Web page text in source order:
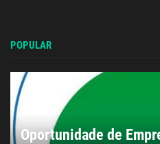
POPULAR
Oportunidade de